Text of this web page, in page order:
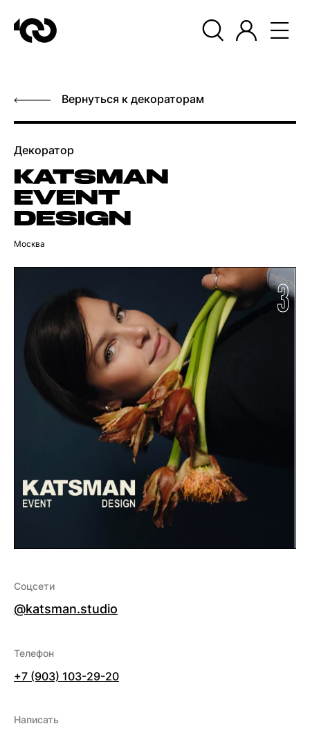
Вернуться к декораторам
Декоратор
KATSMAN
EVENT
DESIGN
Москва
3
Соцсети
@katsman.studio
Телефон
+7 (903) 103-29-20
Написать